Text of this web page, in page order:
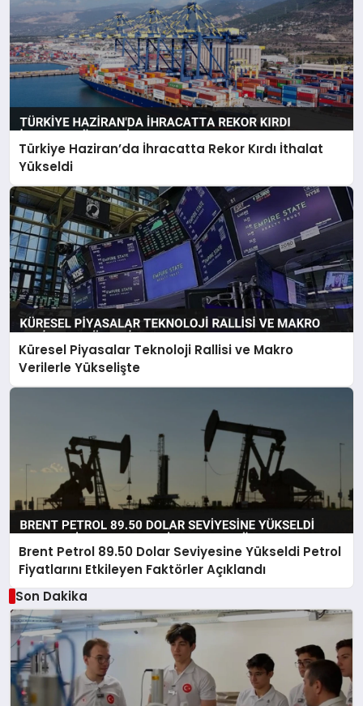
Türkiye Haziran’da İhracatta Rekor Kırdı İthalat
Yükseldi
Küresel Piyasalar Teknoloji Rallisi ve Makro
Verilerle Yükselişte
Brent Petrol 89.50 Dolar Seviyesine Yükseldi Petrol
Fiyatlarını Etkileyen Faktörler Açıklandı
Son Dakika